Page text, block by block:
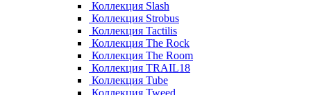
Коллекция Slash
Коллекция Strobus
Коллекция Tactilis
Коллекция The Rock
Коллекция The Room
Коллекция TRAIL18
Коллекция Tube
Коллекция Tweed